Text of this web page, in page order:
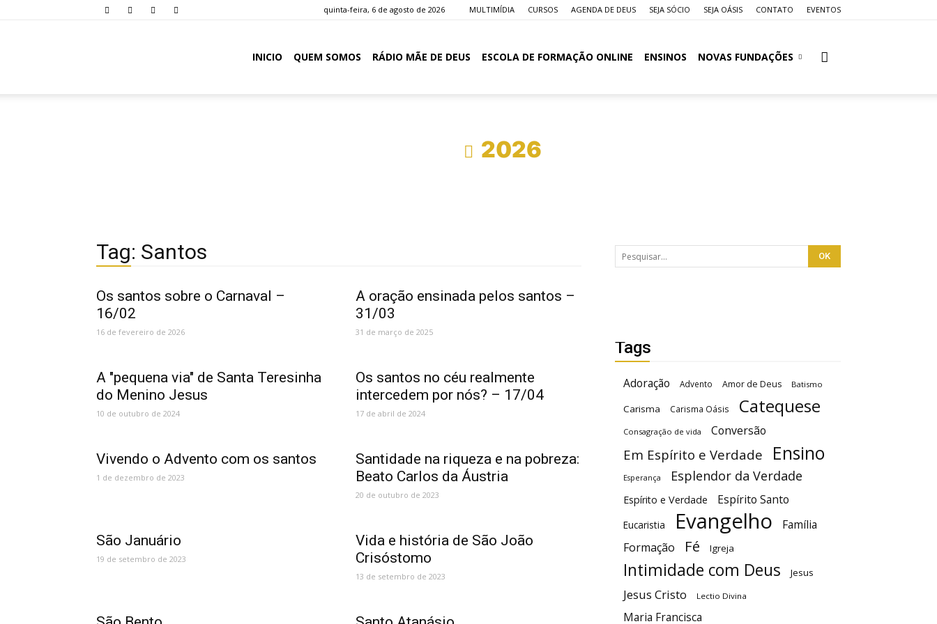
quinta-feira, 6 de agosto de 2026 MULTIMÍDIA CURSOS AGENDA DE DEUS SEJA SÓCIO SEJA OÁSIS CONTATO EVENTOS
INICIO QUEM SOMOS RÁDIO MÃE DE DEUS ESCOLA DE FORMAÇÃO ONLINE ENSINOS NOVAS FUNDAÇÕES
2026
Tag: Santos
Os santos sobre o Carnaval –
16/02
16 de fevereiro de 2026
A oração ensinada pelos santos –
31/03
31 de março de 2025
A "pequena via" de Santa Teresinha
do Menino Jesus
10 de outubro de 2024
Os santos no céu realmente
intercedem por nós? – 17/04
17 de abril de 2024
Vivendo o Advento com os santos
1 de dezembro de 2023
Santidade na riqueza e na pobreza:
Beato Carlos da Áustria
20 de outubro de 2023
São Januário
19 de setembro de 2023
Vida e história de São João
Crisóstomo
13 de setembro de 2023
Tags
Adoração Advento Amor de Deus Batismo
Carisma Carisma Oásis Catequese
Consagração de vida Conversão
Em Espírito e Verdade Ensino
Esperança Esplendor da Verdade
Espírito e Verdade Espírito Santo
Eucaristia Evangelho
Família
Formação
Fé Igreja
Intimidade com Deus Jesus
Jesus Cristo Lectio Divina
Maria Francisca